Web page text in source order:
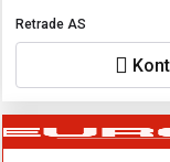
Retrade AS